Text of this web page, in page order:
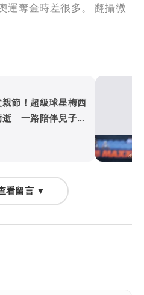
運奪金時差很多。 翻攝微
節！超級球星梅西
逝 一路陪伴兒子闖
看留言 ▼